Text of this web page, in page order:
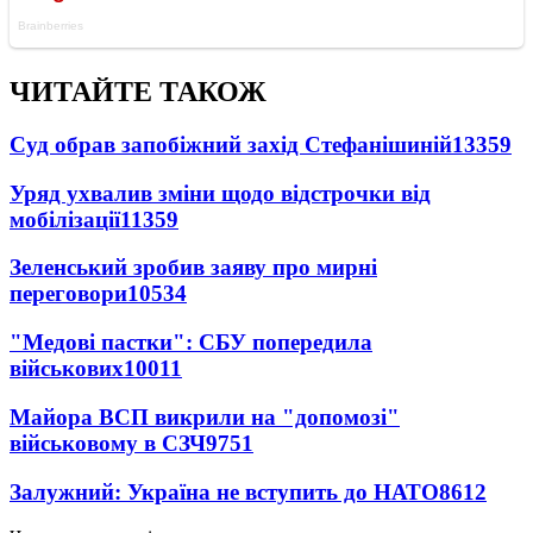
ЧИТАЙТЕ ТАКОЖ
Суд обрав запобіжний захід Стефанішиній13359
Уряд ухвалив зміни щодо відстрочки від
мобілізації11359
Зеленський зробив заяву про мирні
переговори10534
"Медові пастки": СБУ попередила
військових10011
Майора ВСП викрили на "допомозі"
військовому в СЗЧ9751
Залужний: Україна не вступить до НАТО8612